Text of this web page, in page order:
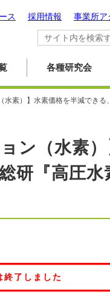
事業所ア
採用情報
ス
各種研究会
水素）】水素価格を半減でき
ン（水素
研『高圧水
終了しました